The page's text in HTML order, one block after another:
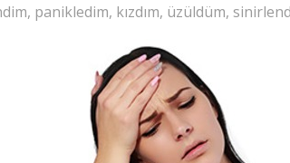
panikledim, kızdım, üzüldüm,